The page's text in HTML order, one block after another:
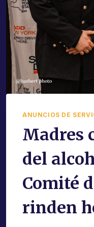
ANUNCIOS DE
Madres
del
Comité
rinden